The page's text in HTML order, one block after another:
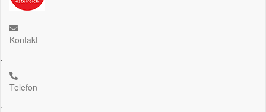
Kontakt
.
Telefon
.